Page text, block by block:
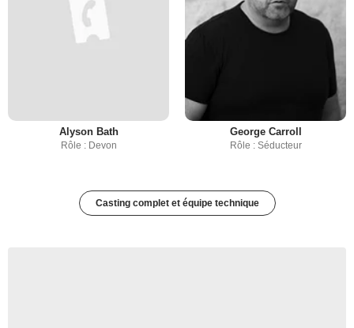
Alyson Bath
Rôle : Devon
George Carroll
Rôle : Séducteur
Casting complet et équipe technique